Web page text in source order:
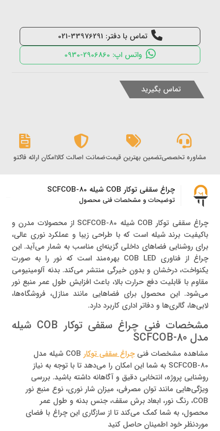
تماس با دفتر: 33976291-021
واتس اپ: 2906860-0930
تماس بگیرید
مشاوره تخصصیتضمین بهترین قیمتضمانت اصالت کالاامکان ارائه فاکتور
چراغ سقفی توکار COB شیله SCFCOB-80
توضیحات و مشخصات فنی محصول
چراغ سقفی توکار COB شیله SCFCOB-80 از محصولات مدرن و
باکیفیت برند شیله است که با طراحی زیبا و عملکرد نوری عالی،
برای روشنایی فضاهای داخلی گزینه‌ای مناسب به شمار می‌آید. این
چراغ از فناوری COB LED بهره‌مند است که نور را به صورت
یکنواخت، درخشان و بدون خیرگی منتشر می‌کند. بدنه آلومینیومی
مقاوم با قابلیت دفع حرارت بالا، باعث افزایش طول عمر منبع نور
می‌شود. این محصول برای فضاهایی مانند منازل، فروشگاه‌ها،
لابی‌ها، گالری‌ها و دفاتر اداری کاربرد دارد.
مشخصات فنی چراغ سقفی توکار COB شیله
مدل SCFCOB-80
مشاهده مشخصات فنیچراغ سقفی توکار
COB شیله مدل
SCFCOB-80 به شما این امکان را می‌دهد تا با توجه به نیاز
روشنایی پروژه، انتخابی دقیق و آگاهانه داشته باشید. بررسی
ویژگی‌هایی مانند توان مصرفی، میزان شار نوری، نوع منبع نور
COB، رنگ نور، ابعاد برش سقف، جنس بدنه و طول عمر
محصول، به شما کمک می‌کند تا از سازگاری این چراغ با فضای
موردنظر خود اطمینان حاصل کنید